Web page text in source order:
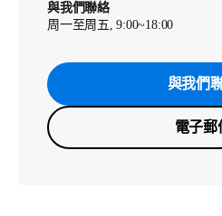
與我們聯絡
周一至周五, 9:00~18:00
與我們
電子郵